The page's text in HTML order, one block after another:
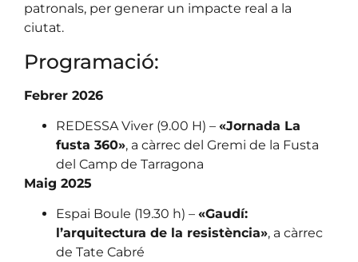
patronals, per generar un impacte real a la
ciutat.
Programació:
Febrer 2026
REDESSA Viver (9.00 H) – «Jornada La
fusta 360», a càrrec del Gremi de la Fusta
del Camp de Tarragona
Maig 2025
Espai Boule (19.30 h) – «Gaudí:
l’arquitectura de la resistència», a càrrec
de Tate Cabré